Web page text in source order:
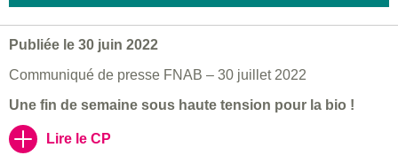
Publiée le 30 juin 2022
Communiqué de presse FNAB – 30 juillet 2022
Une fin de semaine sous haute tension pour la bio !
Lire le CP